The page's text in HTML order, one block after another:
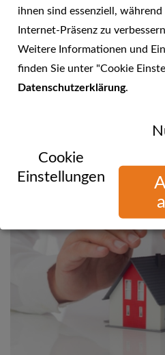
alma KÜCHEN -
erreichbar!
ihnen sind essenziell,
Internet-Präsenz zu
Weitere Informationen und
finden Sie unter "Cookie
Datenschutzerklärung.
Cookie
Einstellungen